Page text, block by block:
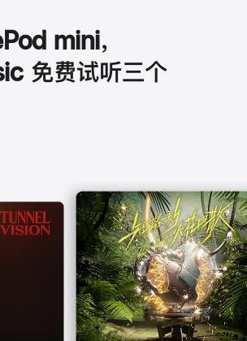
mini，
免费试听三个